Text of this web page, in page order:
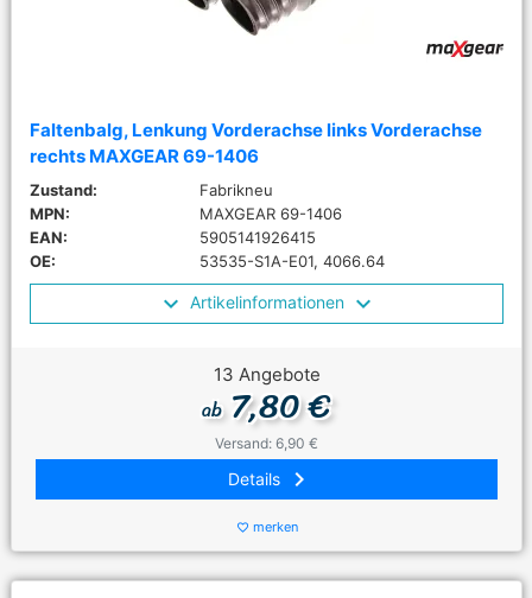
Faltenbalg, Lenkung Vorderachse links Vorderachse
rechts MAXGEAR 69-1406
Zustand:
Fabrikneu
MPN:
MAXGEAR 69-1406
EAN:
5905141926415
OE:
53535-S1A-E01, 4066.64
Artikelinformationen
13 Angebote
ab7,80 €
Versand: 6,90 €
Details keyboard_arrow_right
favorite_border merken